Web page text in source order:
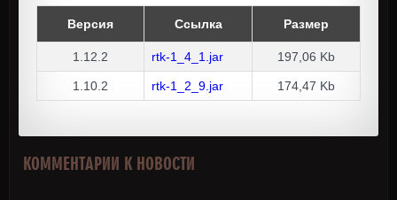
Версия Ссылка Размер
1.12.2 rtk-1_4_1.jar 197,06 Kb
1.10.2 rtk-1_2_9.jar 174,47 Kb
КОММЕНТАРИИ К НОВОСТИ